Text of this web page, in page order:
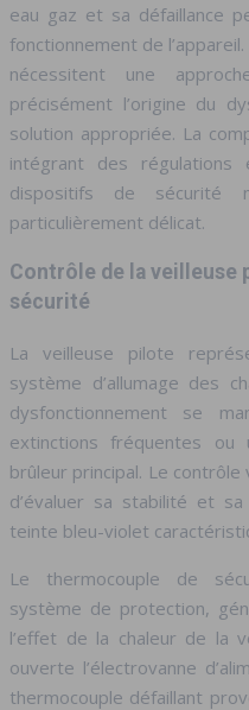
eau gaz et sa défaillance
fonctionnement de
nécessitent une
précisément l’origine du
solution appropriée. La
intégrant des régulations
dispositifs de sécurité
particulièrement délicat.
Contrôle de la veilleuse
sécurité
La veilleuse pilote
système d’allumage des
dysfonctionnement se
extinctions fréquentes ou
brûleur principal. Le
d’évaluer sa stabilité et
teinte bleu-violet
Le thermocouple de
système de protection,
l’effet de la chaleur de la
ouverte l’électrovanne
thermocouple défaillant